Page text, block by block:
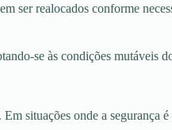
realocados conforme
se às condições mutáveis
situações onde a